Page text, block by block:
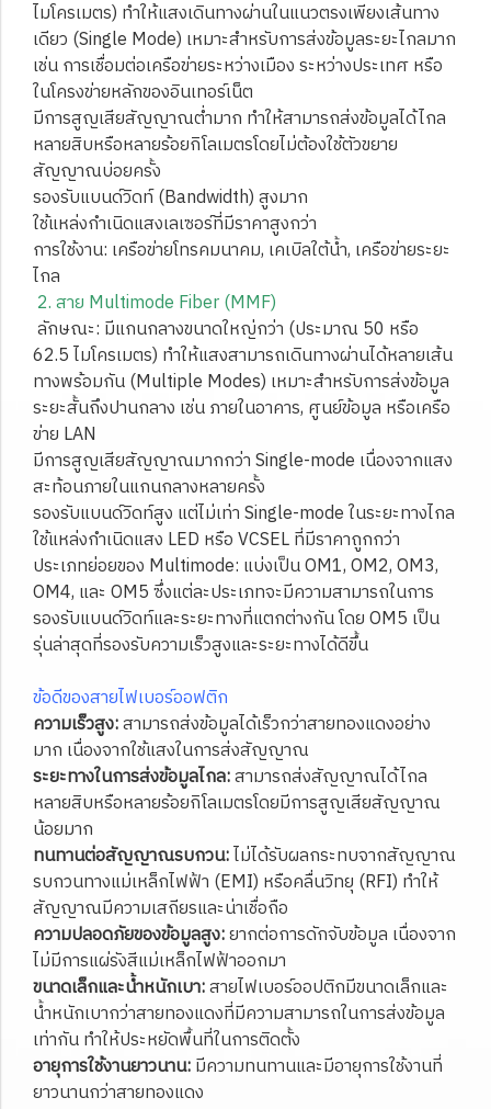
ไมโครเมตร) ทำให้แสงเดินทางผ่านในแนวตรงเพียงเส้นทาง
เดียว (Single Mode) เหมาะสำหรับการส่งข้อมูลระยะไกลมาก
เช่น การเชื่อมต่อเครือข่ายระหว่างเมือง ระหว่างประเทศ หรือ
ในโครงข่ายหลักของอินเทอร์เน็ต
มีการสูญเสียสัญญาณต่ำมาก ทำให้สามารถส่งข้อมูลได้ไกล
หลายสิบหรือหลายร้อยกิโลเมตรโดยไม่ต้องใช้ตัวขยาย
สัญญาณบ่อยครั้ง
รองรับแบนด์วิดท์ (Bandwidth) สูงมาก
ใช้แหล่งกำเนิดแสงเลเซอร์ที่มีราคาสูงกว่า
การใช้งาน: เครือข่ายโทรคมนาคม, เคเบิลใต้น้ำ, เครือข่ายระยะ
ไกล
2. สาย Multimode Fiber (MMF)
ลักษณะ: มีแกนกลางขนาดใหญ่กว่า (ประมาณ 50 หรือ
62.5 ไมโครเมตร) ทำให้แสงสามารถเดินทางผ่านได้หลายเส้น
ทางพร้อมกัน (Multiple Modes) เหมาะสำหรับการส่งข้อมูล
ระยะสั้นถึงปานกลาง เช่น ภายในอาคาร, ศูนย์ข้อมูล หรือเครือ
ข่าย LAN
มีการสูญเสียสัญญาณมากกว่า Single-mode เนื่องจากแสง
สะท้อนภายในแกนกลางหลายครั้ง
รองรับแบนด์วิดท์สูง แต่ไม่เท่า Single-mode ในระยะทางไกล
ใช้แหล่งกำเนิดแสง LED หรือ VCSEL ที่มีราคาถูกกว่า
ประเภทย่อยของ Multimode: แบ่งเป็น OM1, OM2, OM3,
OM4, และ OM5 ซึ่งแต่ละประเภทจะมีความสามารถในการ
รองรับแบนด์วิดท์และระยะทางที่แตกต่างกัน โดย OM5 เป็น
รุ่นล่าสุดที่รองรับความเร็วสูงและระยะทางได้ดีขึ้น
ข้อดีของสายไฟเบอร์ออฟติก
ความเร็วสูง:สามารถส่งข้อมูลได้เร็วกว่าสายทองแดงอย่าง
มาก เนื่องจากใช้แสงในการส่งสัญญาณ
ระยะทางในการส่งข้อมูลไกล:สามารถส่งสัญญาณได้ไกล
หลายสิบหรือหลายร้อยกิโลเมตรโดยมีการสูญเสียสัญญาณ
น้อยมาก
ทนทานต่อสัญญาณรบกวน:ไม่ได้รับผลกระทบจากสัญญาณ
รบกวนทางแม่เหล็กไฟฟ้า (EMI) หรือคลื่นวิทยุ (RFI) ทำให้
สัญญาณมีความเสถียรและน่าเชื่อถือ
ความปลอดภัยของข้อมูลสูง:ยากต่อการดักจับข้อมูล เนื่องจาก
ไม่มีการแผ่รังสีแม่เหล็กไฟฟ้าออกมา
ขนาดเล็กและน้ำหนักเบา:สายไฟเบอร์ออปติกมีขนาดเล็กและ
น้ำหนักเบากว่าสายทองแดงที่มีความสามารถในการส่งข้อมูล
เท่ากัน ทำให้ประหยัดพื้นที่ในการติดตั้ง
อายุการใช้งานยาวนาน:มีความทนทานและมีอายุการใช้งานที่
ยาวนานกว่าสายทองแดง